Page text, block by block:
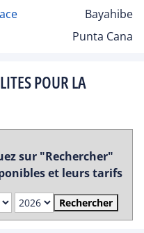
Bayahibe
Punta Cana
POUR LA
sur "Rechercher"
et leurs tarifs
Rechercher